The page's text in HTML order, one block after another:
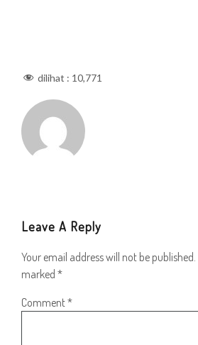
dilihat : 10,771
Leave A Reply
Your email address will not be published.
marked *
Comment*